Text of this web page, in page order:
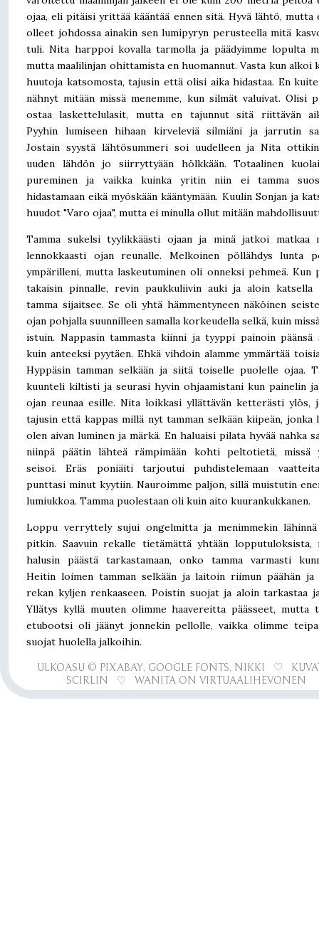
ojaa, eli pitäisi yrittää kääntää ennen sitä. Hyvä lähtö, mutta
olleet johdossa ainakin sen lumipyryn perusteella mitä
tuli. Nita harppoi kovalla tarmolla ja päädyimme lopulta
mutta maalilinjan ohittamista en huomannut. Vasta kun alkoi
huutoja katsomosta, tajusin että olisi aika hidastaa. En
nähnyt mitään missä menemme, kun silmät valuivat. Olisi
ostaa laskettelulasit, mutta en tajunnut sitä riittävän
Pyyhin lumiseen hihaan kirveleviä silmiäni ja jarrutin
Jostain syystä lähtösummeri soi uudelleen ja Nita
uuden lähdön jo siirryttyään hölkkään. Totaalinen
pureminen ja vaikka kuinka yritin niin ei tamma
hidastamaan eikä myöskään kääntymään. Kuulin Sonjan ja
huudot "Varo ojaa", mutta ei minulla ollut mitään
Tamma sukelsi tyylikkäästi ojaan ja minä jatkoi matkaa
lennokkaasti ojan reunalle. Melkoinen pöllähdys lunta
ympärilleni, mutta laskeutuminen oli onneksi pehmeä. Kun
takaisin pinnalle, revin paukkuliivin auki ja aloin katsella
tamma sijaitsee. Se oli yhtä hämmentyneen näköinen
ojan pohjalla suunnilleen samalla korkeudella selkä, kuin
istuin. Nappasin tammasta kiinni ja tyyppi painoin päänsä
kuin anteeksi pyytäen. Ehkä vihdoin alamme ymmärtää
Hyppäsin tamman selkään ja siitä toiselle puolelle ojaa.
kuunteli kiltisti ja seurasi hyvin ohjaamistani kun painelin
ojan reunaa esille. Nita loikkasi yllättävän ketterästi ylös,
tajusin että kappas millä nyt tamman selkään kiipeän, jonka
olen aivan luminen ja märkä. En haluaisi pilata hyvää nahka
niinpä päätin lähteä rämpimään kohti peltotietä, missä
seisoi. Eräs poniäiti tarjoutui puhdistelemaan
punttasi minut kyytiin. Nauroimme paljon, sillä muistutin
lumiukkoa. Tamma puolestaan oli kuin aito kuurankukkanen.
Loppu verryttely sujui ongelmitta ja menimmekin
pitkin. Saavuin rekalle tietämättä yhtään lopputuloksista,
halusin päästä tarkastamaan, onko tamma varmasti
Heitin loimen tamman selkään ja laitoin riimun päähän ja
rekan kyljen renkaaseen. Poistin suojat ja aloin tarkastaa
Yllätys kyllä muuten olimme haavereitta päässeet, mutta
etubootsi oli jäänyt jonnekin pellolle, vaikka olimme
suojat huolella jalkoihin.
ULKOASU © PIXABAY, GOOGLE FONTS, NIKKI ♡
SCIRLIN ♡ WANITA ON VIRTUAALIHEVONEN